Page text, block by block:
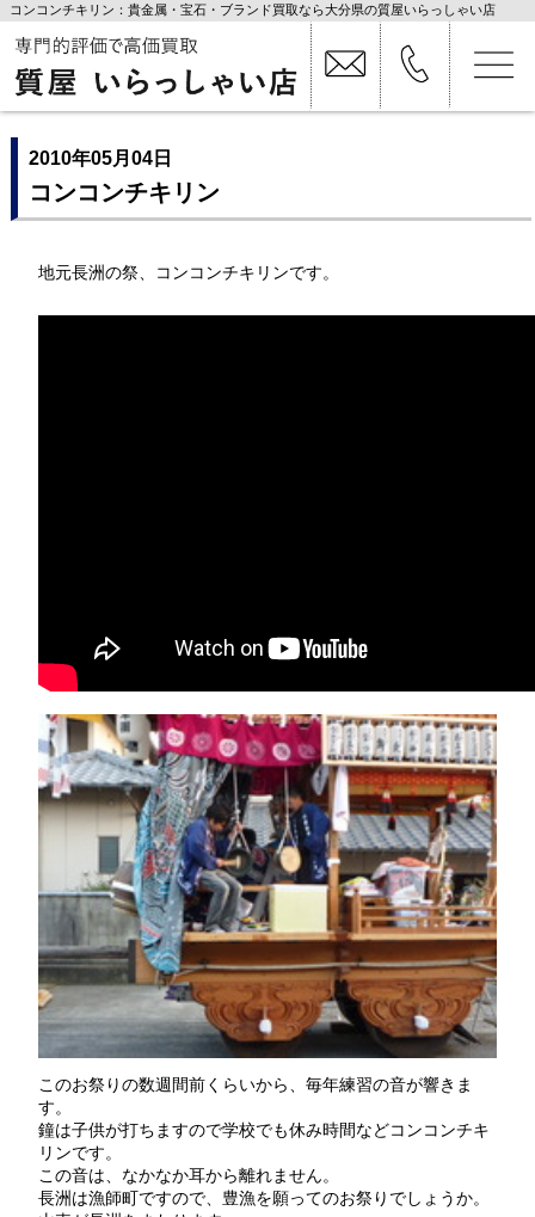
コンコンチキリン：貴金属・宝石・ブランド買取なら大分県の質屋いらっしゃい店
2010年05月04日
コンコンチキリン
地元長洲の祭、コンコンチキリンです。
このお祭りの数週間前くらいから、毎年練習の音が響きま
す。
鐘は子供が打ちますので学校でも休み時間などコンコンチキ
リンです。
この音は、なかなか耳から離れません。
長洲は漁師町ですので、豊漁を願ってのお祭りでしょうか。